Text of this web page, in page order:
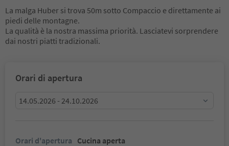
La malga Huber si trova 50m sotto Compaccio e direttamente ai
piedi delle montagne.
La qualità è la nostra massima priorità. Lasciatevi sorprendere
dai nostri piatti tradizionali.
Orari di apertura
14.05.2026 - 24.10.2026
Orari d'apertura Cucina aperta